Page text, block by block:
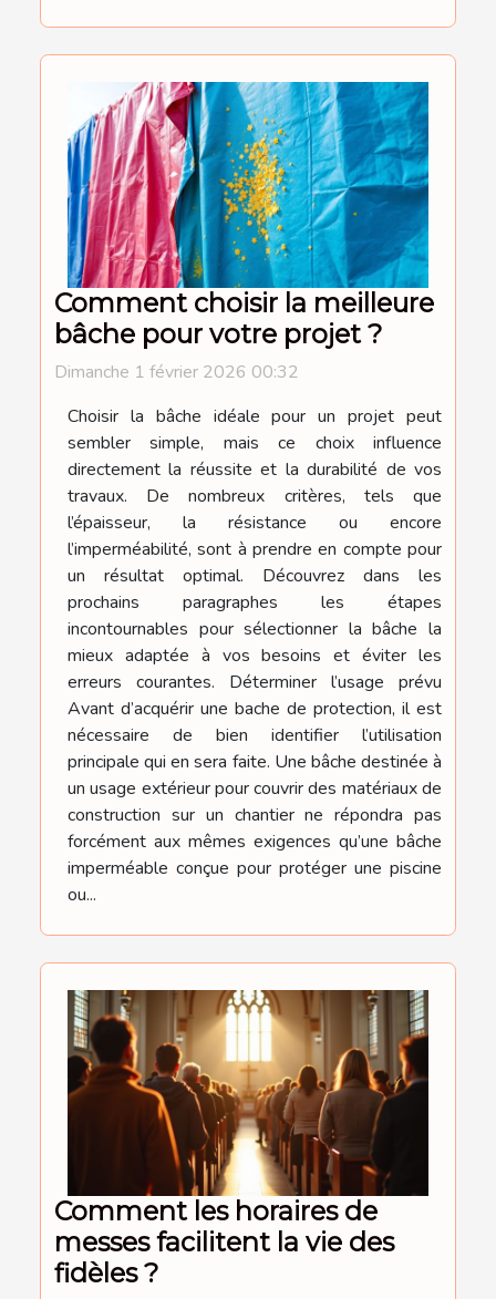
Comment choisir la meilleure
bâche pour votre projet ?
Dimanche 1 février 2026 00:32
Choisir la bâche idéale pour un projet peut
sembler simple, mais ce choix influence
directement la réussite et la durabilité de vos
travaux. De nombreux critères, tels que
l’épaisseur, la résistance ou encore
l’imperméabilité, sont à prendre en compte pour
un résultat optimal. Découvrez dans les
prochains paragraphes les étapes
incontournables pour sélectionner la bâche la
mieux adaptée à vos besoins et éviter les
erreurs courantes. Déterminer l’usage prévu
Avant d’acquérir une bache de protection, il est
nécessaire de bien identifier l’utilisation
principale qui en sera faite. Une bâche destinée à
un usage extérieur pour couvrir des matériaux de
construction sur un chantier ne répondra pas
forcément aux mêmes exigences qu’une bâche
imperméable conçue pour protéger une piscine
ou...
Comment les horaires de
messes facilitent la vie des
fidèles ?